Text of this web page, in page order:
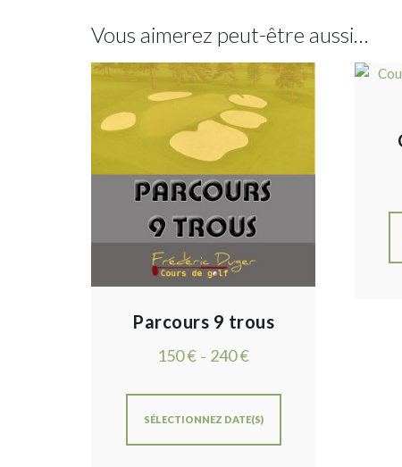
Vous aimerez peut-être aussi…
Parcours 9 trous
150€ – 240€
SÉLECTIONNEZ DATE(S)